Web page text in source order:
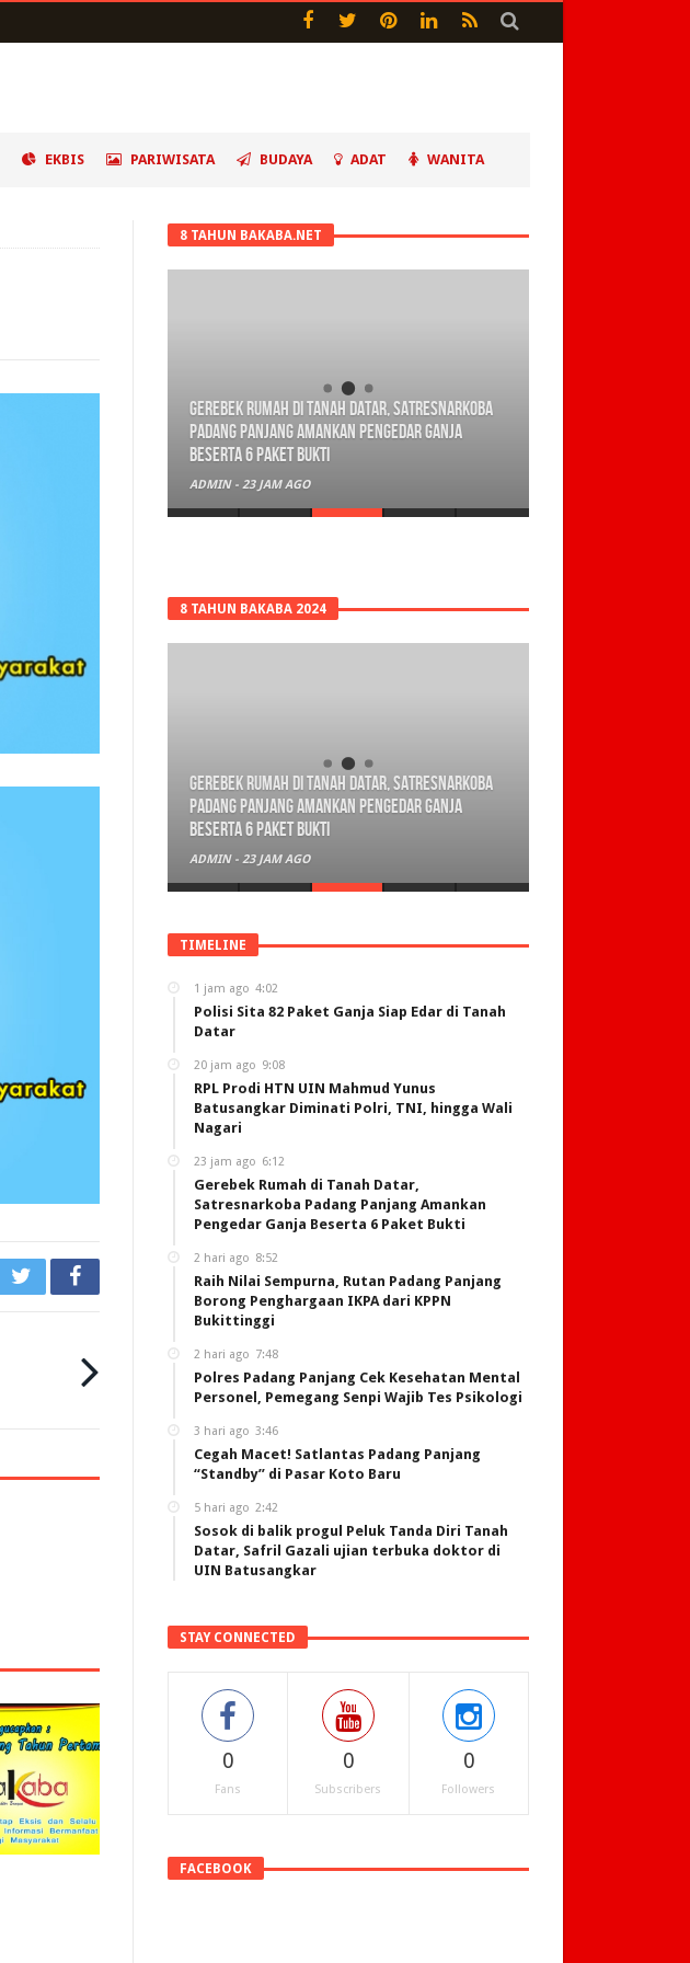
EKBIS PARIWISATA BUDAYA ADAT WANITA
8 TAHUN BAKABA.NET
Gerebek Rumah di Tanah Datar, Satresnarkoba
Padang Panjang Amankan Pengedar Ganja
Beserta 6 Paket Bukti
ADMIN - 23 JAM AGO
8 TAHUN BAKABA 2024
Gerebek Rumah di Tanah Datar, Satresnarkoba
Padang Panjang Amankan Pengedar Ganja
Beserta 6 Paket Bukti
ADMIN - 23 JAM AGO
TIMELINE
1 jam ago 4:02
Polisi Sita 82 Paket Ganja Siap Edar di Tanah
Datar
20 jam ago 9:08
RPL Prodi HTN UIN Mahmud Yunus
Batusangkar Diminati Polri, TNI, hingga Wali
Nagari
23 jam ago 6:12
Gerebek Rumah di Tanah Datar,
Satresnarkoba Padang Panjang Amankan
Pengedar Ganja Beserta 6 Paket Bukti
2 hari ago 8:52
Raih Nilai Sempurna, Rutan Padang Panjang
Borong Penghargaan IKPA dari KPPN
Bukittinggi
2 hari ago 7:48
Polres Padang Panjang Cek Kesehatan Mental
Personel, Pemegang Senpi Wajib Tes Psikologi
3 hari ago 3:46
Cegah Macet! Satlantas Padang Panjang
“Standby” di Pasar Koto Baru
5 hari ago 2:42
Sosok di balik progul Peluk Tanda Diri Tanah
Datar, Safril Gazali ujian terbuka doktor di
UIN Batusangkar
STAY CONNECTED
0
Fans
0
Subscribers
0
Followers
FACEBOOK